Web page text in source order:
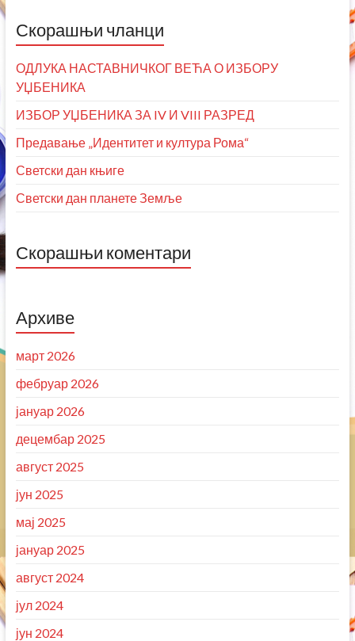
Скорашњи чланци
ОДЛУКА НАСТАВНИЧКОГ ВЕЋА О ИЗБОРУ
УЏБЕНИКА
ИЗБОР УЏБЕНИКА ЗА IV И VIII РАЗРЕД
Предавање „Идентитет и култура Рома“
Светски дан књиге
Светски дан планете Земље
Скорашњи коментари
Архиве
март 2026
фебруар 2026
јануар 2026
децембар 2025
август 2025
јун 2025
мај 2025
јануар 2025
август 2024
јул 2024
јун 2024